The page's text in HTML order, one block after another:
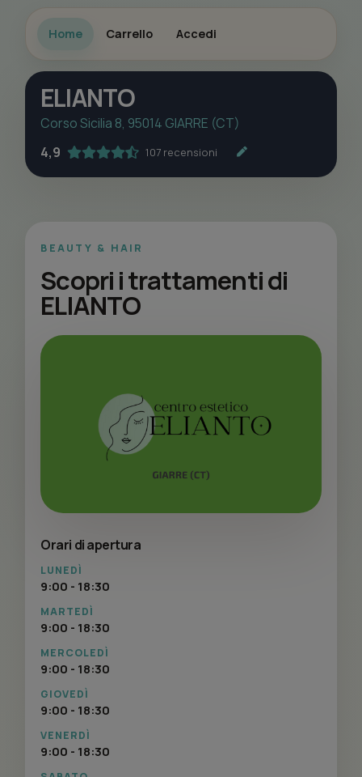
Home Carrello Accedi
ELIANTO
Corso Sicilia 8, 95014 GIARRE (CT)
4,9
107 recensioni
BEAUTY & HAIR
Scopri i trattamenti di
ELIANTO
Orari di apertura
LUNEDÌ
9:00 - 18:30
MARTEDÌ
9:00 - 18:30
MERCOLEDÌ
9:00 - 18:30
GIOVEDÌ
9:00 - 18:30
VENERDÌ
9:00 - 18:30